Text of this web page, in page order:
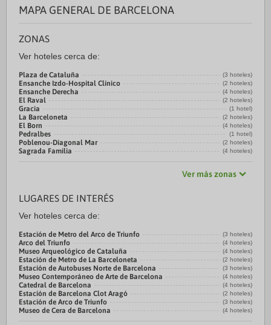
MAPA GENERAL DE BARCELONA
ZONAS
Ver hoteles cerca de:
Plaza de Cataluña (3 hoteles)
Ensanche Izdo-Hospital Clínico (2 hoteles)
Ensanche Derecha (4 hoteles)
El Raval (2 hoteles)
Gracia (1 hotel)
La Barceloneta (2 hoteles)
El Born (4 hoteles)
Pedralbes (1 hotel)
Poblenou-Diagonal Mar (2 hoteles)
Sagrada Familia (4 hoteles)
Ver más zonas
LUGARES DE INTERÉS
Ver hoteles cerca de:
Estación de Metro del Arco de Triunfo (3 hoteles)
Arco del Triunfo (4 hoteles)
Museo Arqueológico de Cataluña (4 hoteles)
Estación de Metro de La Barceloneta (2 hoteles)
Estación de Autobuses Norte de Barcelona (3 hoteles)
Museo Contemporáneo de Arte de Barcelona (4 hoteles)
Catedral de Barcelona (4 hoteles)
Estación de Barcelona Clot Aragó (2 hoteles)
Estación de Arco de Triunfo (3 hoteles)
Museo de Cera de Barcelona (4 hoteles)